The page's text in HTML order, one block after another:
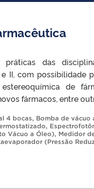
das
II, com possibilidade
de
fármacos, entre
4 bocas, Bomba de vácuo
,
Vácuo a Óleo), Medidor
(Pressão